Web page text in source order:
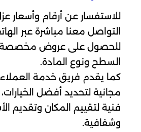
للاستفسار عن أرقام وأسعار
التواصل معنا مباشرة عبر
للحصول على عروض
السطح ونوع المادة.
كما يقدم فريق خدمة
مجانية لتحديد أفضل
فنية لتقييم المكان وتقديم
وشفافية.